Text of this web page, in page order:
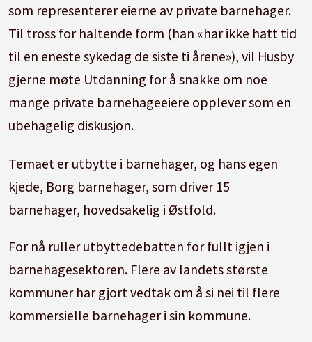
som representerer eierne av private barnehager.
Til tross for haltende form (han «har ikke hatt tid
til en eneste sykedag de siste ti årene»), vil Husby
gjerne møte Utdanning for å snakke om noe
mange private barnehageeiere opplever som en
ubehagelig diskusjon.
Temaet er utbytte i barnehager, og hans egen
kjede, Borg barnehager, som driver 15
barnehager, hovedsakelig i Østfold.
For nå ruller utbyttedebatten for fullt igjen i
barnehagesektoren. Flere av landets største
kommuner har gjort vedtak om å si nei til flere
kommersielle barnehager i sin kommune.